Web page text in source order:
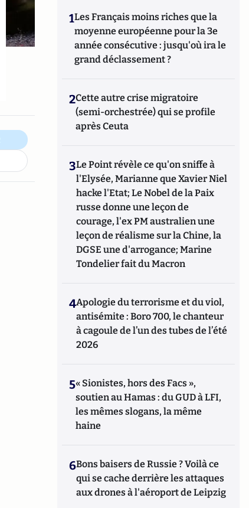
1Les Français moins riches que la
moyenne européenne pour la 3e
année consécutive : jusqu'où ira le
grand déclassement ?
2Cette autre crise migratoire
(semi-orchestrée) qui se profile
après Ceuta
3Le Point révèle ce qu'on sniffe à
l'Elysée, Marianne que Xavier Niel
hacke l'Etat; Le Nobel de la Paix
russe donne une leçon de
courage, l'ex PM australien une
leçon de réalisme sur la Chine, la
DGSE une d'arrogance; Marine
Tondelier fait du Macron
4Apologie du terrorisme et du viol,
antisémite : Boro 700, le chanteur
à cagoule de l’un des tubes de l’été
2026
5« Sionistes, hors des Facs »,
soutien au Hamas : du GUD à LFI,
les mêmes slogans, la même
haine
6Bons baisers de Russie ? Voilà ce
qui se cache derrière les attaques
aux drones à l'aéroport de Leipzig